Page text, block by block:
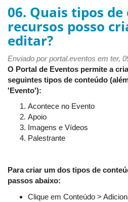
Dúvidas
sobre
o
Portal
de
Eventos?
06. Quais tipos
recursos posso
editar?
Enviado porportal.eventos em ter,
O Portal de Eventos permite a
seguintes tipos de conteúdo
'Evento'):
Acontece no Evento
Apoio
Imagens e Vídeos
Palestrante
Para criar um dos tipos de
passos abaixo:
Clique em Conteúdo >